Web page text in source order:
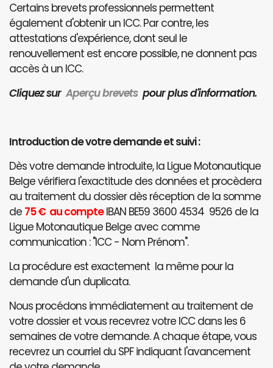
Certains brevets professionnels permettent
également d'obtenir un ICC. Par contre, les
attestations d'expérience, dont seul le
renouvellement est encore possible, ne donnent pas
accès à un ICC.
Cliquez surAperçu brevets pour plus d'information.
Introduction de votre demande et suivi :
Dès votre demande introduite, la Ligue Motonautique
Belge vérifiera l'exactitude des données et procèdera
au traitement du dossier dès réception de la somme
de 75 € au compteIBAN BE59 3600 4534 9526 de la
Ligue Motonautique Belge avec comme
communication : "ICC - Nom Prénom".
La procédure est exactement la même pour la
demande d'un duplicata.
Nous procédons immédiatement au traitement de
votre dossier et vous recevrez votre ICC dans les 6
semaines de votre demande. A chaque étape, vous
recevrez un courriel du SPF indiquant l'avancement